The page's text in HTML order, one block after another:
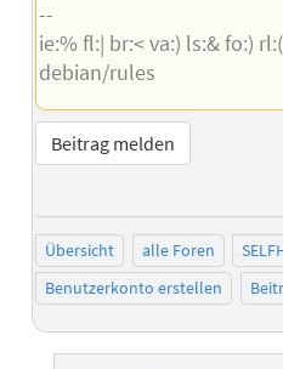
--
ie:% fl:| br:< va:) ls:& fo:)
debian/rules
Beitrag melden
Übersicht alle Foren
Benutzerkonto erstellen